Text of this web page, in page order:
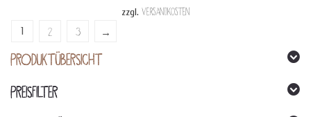
zzgl. Versandkosten
1 2 3 →
PRODUKTÜBERSICHT
PREISFILTER